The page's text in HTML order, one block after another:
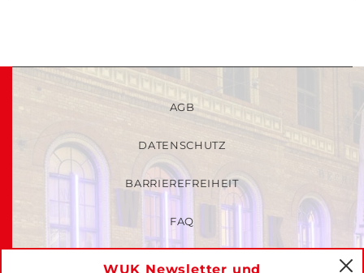
WUK Newsletter und
AGB
DATENSCHUTZ
BARRIEREFREIHEIT
FAQ